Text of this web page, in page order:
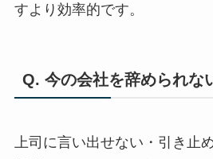
すより効率的です。
Q. 今の会社を辞められな
上司に言い出せない・引き止